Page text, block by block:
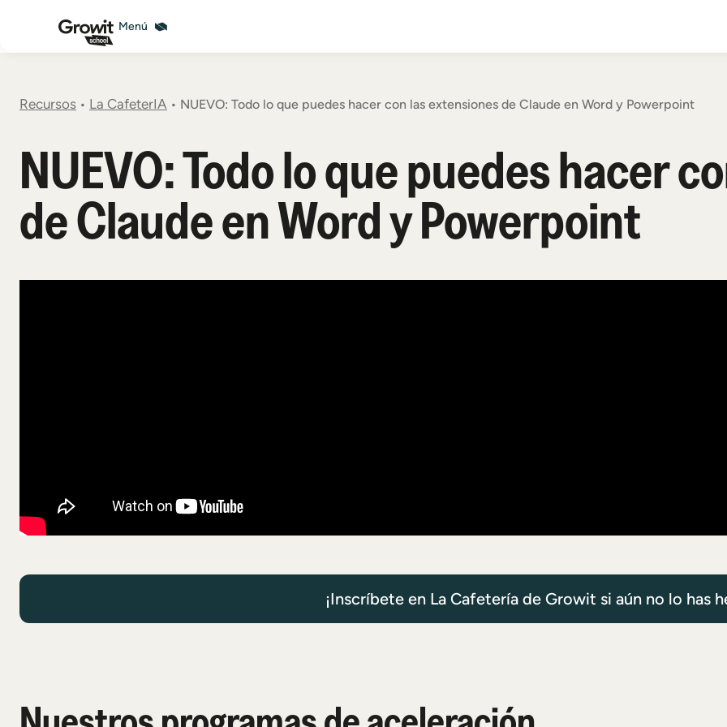
Recursos • La CafeterIA • NUEVO: Todo lo que puedes hacer con las extensiones de Claude en Word y Powerpoint
NUEVO: Todo lo que puedes hacer
de Claude en Word y Powerpoint
¡Inscríbete en La Cafetería de Growit si aún no lo has